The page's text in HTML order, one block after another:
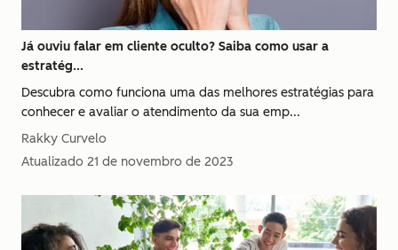
Já ouviu falar em cliente oculto? Saiba como usar a
estratég...
Descubra como funciona uma das melhores estratégias para
conhecer e avaliar o atendimento da sua emp...
Rakky Curvelo
Atualizado 21 de novembro de 2023